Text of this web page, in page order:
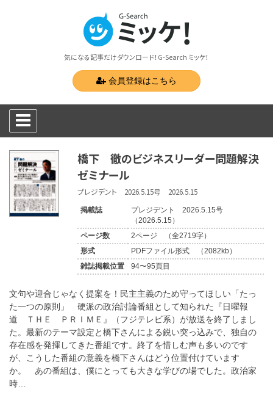
気になる記事だけダウンロード！G-Search ミッケ！
会員登録はこちら
橋下 徹のビジネスリーダー問題解決
ゼミナール
プレジデント 2026.5.15号 2026.5.15
掲載誌
プレジデント 2026.5.15号
（2026.5.15）
ページ数
2ページ （全2719字）
形式
PDFファイル形式 （2082kb）
雑誌掲載位置
94〜95頁目
文句や迎合じゃなく提案を！民主主義のため守ってほしい「たっ
た一つの原則」 硬派の政治討論番組として知られた『日曜報
道 ＴＨＥ ＰＲＩＭＥ』（フジテレビ系）が放送を終了しまし
た。最新のテーマ設定と橋下さんによる鋭い突っ込みで、独自の
存在感を発揮してきた番組です。終了を惜しむ声も多いのです
が、こうした番組の意義を橋下さんはどう位置付けています
か。 あの番組は、僕にとっても大きな学びの場でした。政治家
時…